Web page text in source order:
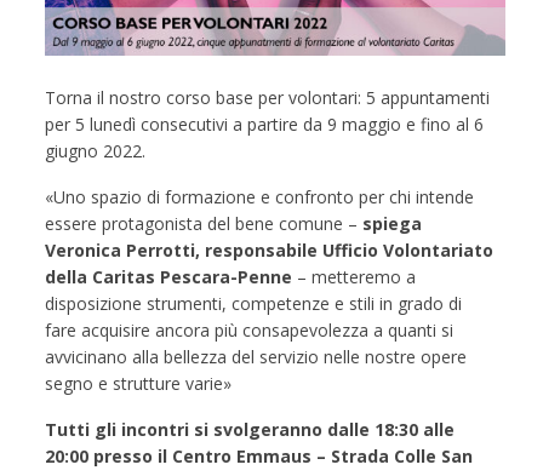
Torna il nostro corso base per volontari: 5 appuntamenti
per 5 lunedì consecutivi a partire da 9 maggio e fino al 6
giugno 2022.
«Uno spazio di formazione e confronto per chi intende
essere protagonista del bene comune – spiega
Veronica Perrotti, responsabile Ufficio Volontariato
della Caritas Pescara-Penne – metteremo a
disposizione strumenti, competenze e stili in grado di
fare acquisire ancora più consapevolezza a quanti si
avvicinano alla bellezza del servizio nelle nostre opere
segno e strutture varie»
Tutti gli incontri si svolgeranno dalle 18:30 alle
20:00 presso il Centro Emmaus – Strada Colle San